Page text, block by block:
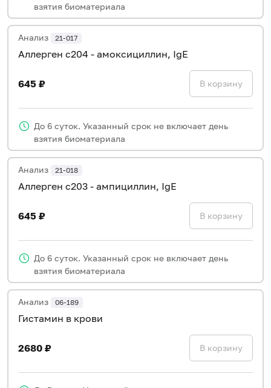
взятия биоматериала
Анализ 21-017
Аллерген c204 - амоксициллин, IgE
645 ₽ В корзину
До 6 суток. Указанный срок не включает день
взятия биоматериала
Анализ 21-018
Аллерген c203 - ампициллин, IgE
645 ₽ В корзину
До 6 суток. Указанный срок не включает день
взятия биоматериала
Анализ 06-189
Гистамин в крови
2680 ₽ В корзину